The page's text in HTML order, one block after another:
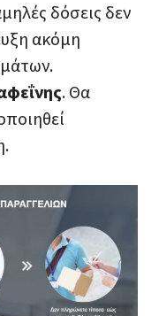
δόσεις δεν
ακόμη
. Θα